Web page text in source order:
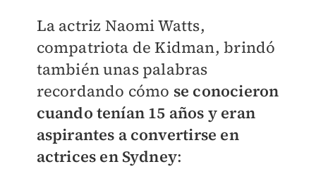
La actriz Naomi Watts,
compatriota de Kidman, brindó
también unas palabras
recordando cómo se conocieron
cuando tenían 15 años y eran
aspirantes a convertirse en
actrices en Sydney: